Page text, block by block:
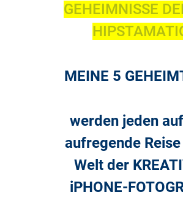
GEHEIMNISSE
MEINE 5
werden jeden
aufregende
Welt der
iPHONE-